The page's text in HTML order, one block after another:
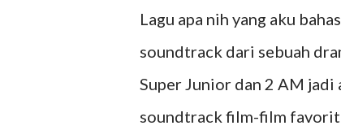
Lagu apa nih yang aku
soundtrack dari sebuah
Super Junior dan 2 AM
soundtrack film-film